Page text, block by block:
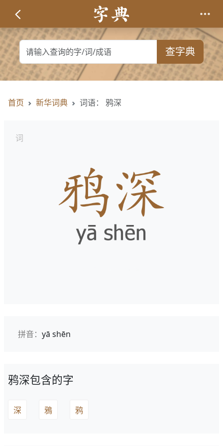
查字典
首页 新华词典 词语： 鸦深
词
拼音： yā shēn
鸦深包含的字
深 鴉 鸦